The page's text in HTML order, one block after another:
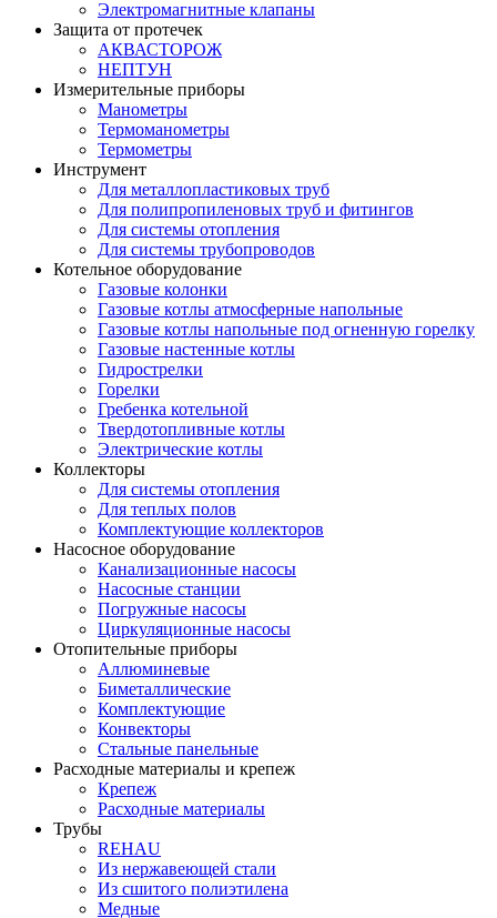
Электромагнитные клапаны
Защита от протечек
АКВАСТОРОЖ
НЕПТУН
Измерительные приборы
Манометры
Термоманометры
Термометры
Инструмент
Для металлопластиковых труб
Для полипропиленовых труб и фитингов
Для системы отопления
Для системы трубопроводов
Котельное оборудование
Газовые колонки
Газовые котлы атмосферные напольные
Газовые котлы напольные под огненную горелку
Газовые настенные котлы
Гидрострелки
Горелки
Гребенка котельной
Твердотопливные котлы
Электрические котлы
Коллекторы
Для системы отопления
Для теплых полов
Комплектующие коллекторов
Насосное оборудование
Канализационные насосы
Насосные станции
Погружные насосы
Циркуляционные насосы
Отопительные приборы
Аллюминевые
Биметаллические
Комплектующие
Конвекторы
Стальные панельные
Расходные материалы и крепеж
Крепеж
Расходные материалы
Трубы
REHAU
Из нержавеющей стали
Из сшитого полиэтилена
Медные